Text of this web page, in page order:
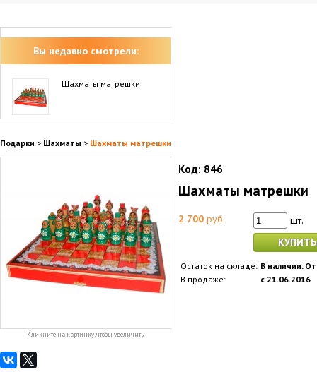
Вы недавно смотрели:
Шахматы матрешки
Подарки > Шахматы > Шахматы матрешки
Кликните на картинку, чтобы увеличить
Код: 846
Шахматы матрешки
2 700 руб.
шт.
Остаток на складе: В наличии.
В продаже:
с 21.06.2016